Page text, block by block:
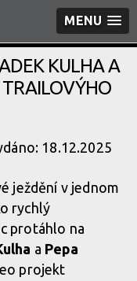
MENU
KULHA A
18.12.2025
ježdění v jednom
rychlý
protáhlo na
a Pepa
projekt